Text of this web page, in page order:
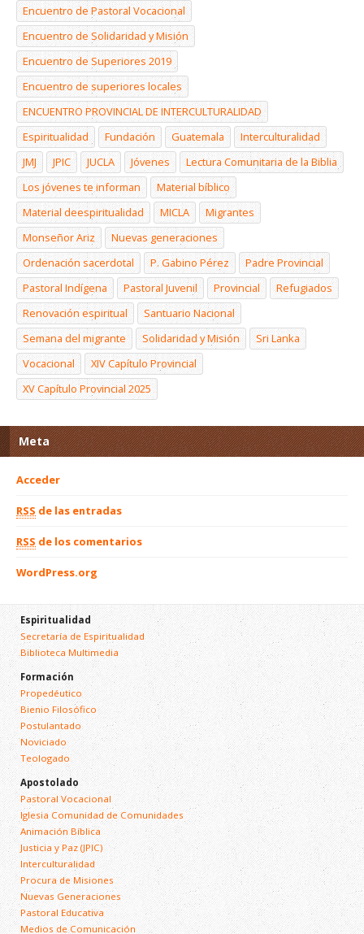
Encuentro de Pastoral Vocacional
Encuentro de Solidaridad y Misión
Encuentro de Superiores 2019
Encuentro de superiores locales
ENCUENTRO PROVINCIAL DE INTERCULTURALIDAD
Espiritualidad
Fundación Guatemala
Interculturalidad
JMJ
JPIC JUCLA Jóvenes
Lectura Comunitaria de la Biblia
Los jóvenes te informan
Material bíblico
Material deespiritualidad
MICLA
Migrantes
Monseñor Ariz
Nuevas generaciones
Ordenación sacerdotal
P. Gabino Pérez
Padre Provincial
Pastoral Indígena
Pastoral Juvenil Provincial
Refugiados
Renovación espiritual
Santuario Nacional
Semana del migrante
Solidaridad y Misión
Sri Lanka
Vocacional
XIV Capítulo Provincial
XV Capítulo Provincial 2025
Meta
Acceder
RSS de las entradas
RSS de los comentarios
WordPress.org
Espiritualidad
Secretaría de Espiritualidad
Biblioteca Multimedia
Formación
Propedéutico
Bienio Filosófico
Postulantado
Noviciado
Teologado
Apostolado
Pastoral Vocacional
Iglesia Comunidad de Comunidades
Animación Bíblica
Justicia y Paz (JPIC)
Interculturalidad
Procura de Misiones
Nuevas Generaciones
Pastoral Educativa
Medios de Comunicación